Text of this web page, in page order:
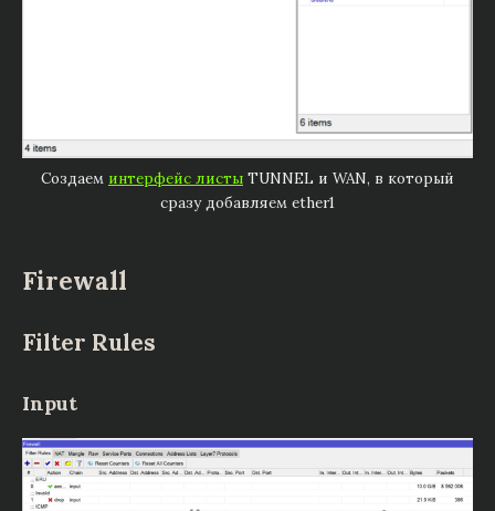
Создаем интерфейс листы TUNNEL и WAN, в который
сразу добавляем ether1
Firewall
Filter Rules
Input